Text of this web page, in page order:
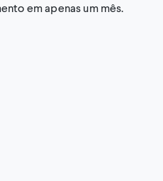
em apenas um mês.